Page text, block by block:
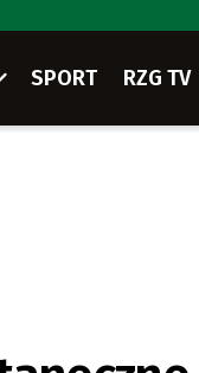
SPORT RZG TV